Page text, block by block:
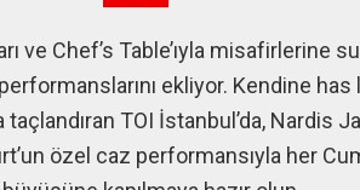
ve Chef’s Table’ıyla misafirlerine
ekliyor. Kendine
TOI İstanbul’da, Nardis
özel caz performansıyla her